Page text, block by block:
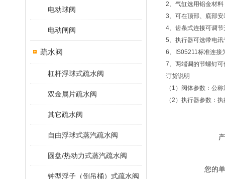
电动球阀
电动闸阀
疏水阀
杠杆浮球式疏水阀
双金属片疏水阀
其它疏水阀
自由浮球式蒸汽疏水阀
圆盘/热动力式蒸汽疏水阀
钟型浮子（倒吊桶）式疏水阀
2、气缸选用铝金材
3、可在顶部、底部
4、齿条式连接可调
5、执行器可选带电
6、IS05211标准连接
7、两端调的节螺钉
订货说明
（1）阀体参数：公
（2）执行器参数：
您的